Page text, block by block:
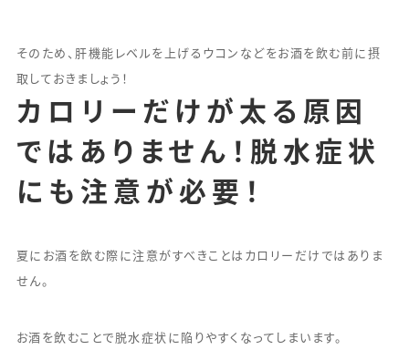
そのため、肝機能レベルを上げるウコンなどをお酒を飲む前に摂
取しておきましょう！
カロリーだけが太る原因
ではありません！脱水症状
にも注意が必要！
夏にお酒を飲む際に注意がすべきことはカロリーだけではありま
せん。
お酒を飲むことで脱水症状に陥りやすくなってしまいます。